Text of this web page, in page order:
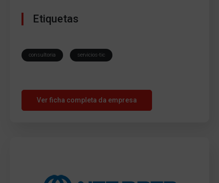
Etiquetas
consultoria servicios-tic
Ver ficha completa da empresa